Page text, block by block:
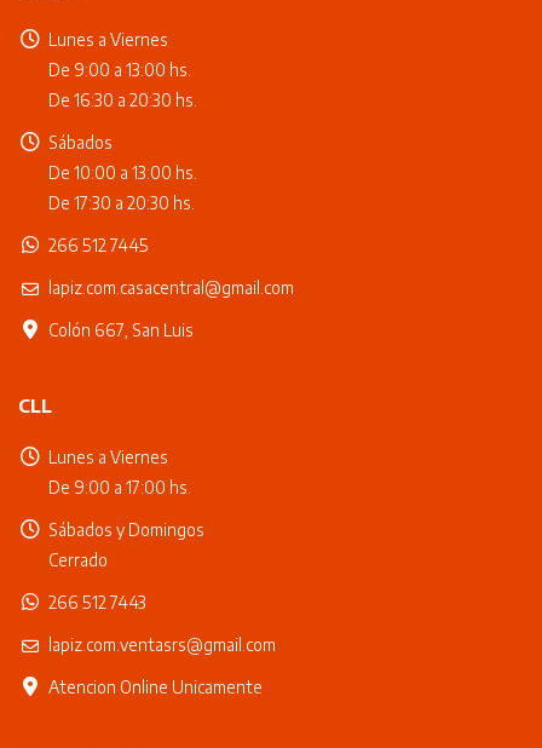
Lunes a Viernes
De 9:00 a 13:00 hs.
De 16:30 a 20:30 hs.
Sábados
De 10:00 a 13:00 hs.
De 17:30 a 20:30 hs.
266 512 7445
lapiz.com.casacentral@gmail.com
Colón 667, San Luis
CLL
Lunes a Viernes
De 9:00 a 17:00 hs.
Sábados y Domingos
Cerrado
266 512 7443
lapiz.com.ventasrs@gmail.com
Atencion Online Unicamente